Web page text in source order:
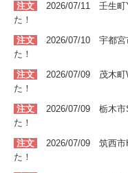
注文
2026/07/11 壬生町
た！
注文
2026/07/10 宇都宮
た！
注文
2026/07/09 茂木町
た！
注文
2026/07/09 栃木市
た！
注文
2026/07/09 筑西市
た！